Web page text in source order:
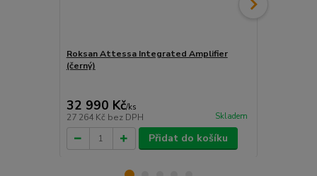
Roksan Attessa Integrated Amplifier
(černý)
32 990 Kč/ks
27 264 Kč bez DPH Skladem
Přidat do košíku